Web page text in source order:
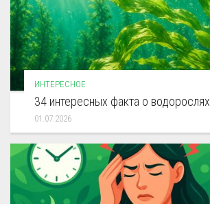
ИНТЕРЕСНОЕ
34 интересных факта о водорослях
01.07.2026